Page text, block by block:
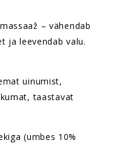
– vähendab
ja leevendab valu.
uinumist,
taastavat
(umbes 10%